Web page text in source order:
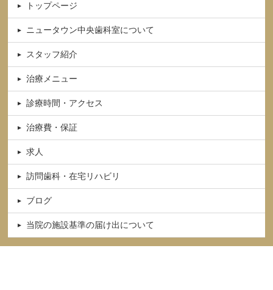
トップページ
ニュータウン中央歯科室について
スタッフ紹介
治療メニュー
診療時間・アクセス
治療費・保証
求人
訪問歯科・在宅リハビリ
ブログ
当院の施設基準の届け出について